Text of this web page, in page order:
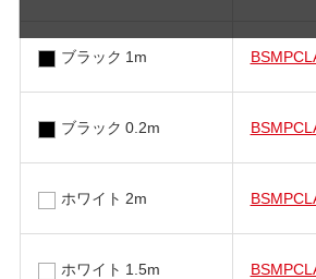
ブラック 1m
ブラック 0.2m
ホワイト 2m
ホワイト 1.5m